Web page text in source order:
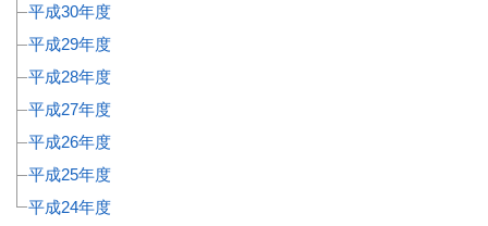
平成30年度
平成29年度
平成28年度
平成27年度
平成26年度
平成25年度
平成24年度